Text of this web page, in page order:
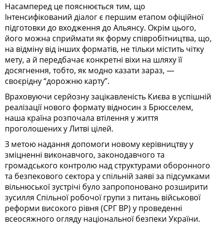
Насамперед це пояснюється тим, що
Інтенсифікований діалог є першим етапом офіційної
підготовки до входження до Альянсу. Окрім цього,
його можна сприймати як форму співробітництва, що,
на відміну від інших форматів, не тільки містить чітку
мету, а й передбачає конкретні віхи на шляху її
досягнення, тобто, як модно казати зараз, —
своєрідну “дорожню карту”.
Враховуючи серйозну зацікавленість Києва в успішній
реалізації нового формату відносин з Брюсселем,
наша країна розпочала втілення у життя
проголошених у Литві цілей.
З метою надання допомоги новому керівництву у
зміцненні виконавчого, законодавчого та
громадського контролю над структурами оборонного
та безпекового сектора у спільній заяві за підсумками
вільнюської зустрічі було запропоновано розширити
зусилля Спільної робочої групи з питань військової
реформи високого рівня (СРГ ВР) у проведенні
всеосяжного огляду національної безпеки України.